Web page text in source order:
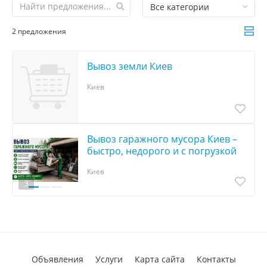
Все категории
2 предложения
Вывоз земли Киев
Киев
3
Вывоз гаражного мусора Киев –
быстро, недорого и с погрузкой
Киев
Объявления Услуги Карта сайта Контакты